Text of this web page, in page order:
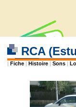
RCA
| Fiche | Histoire | Sons |